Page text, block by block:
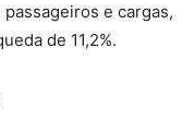
e cargas,
de 11,2%.